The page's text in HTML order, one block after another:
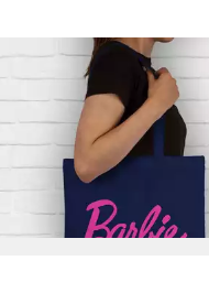
SHIRTRACER
Umhängetasche Barbie Logo
Schriftzug, Barbie Tasche
lieferbar - in 3-4 Werktagen bei dir